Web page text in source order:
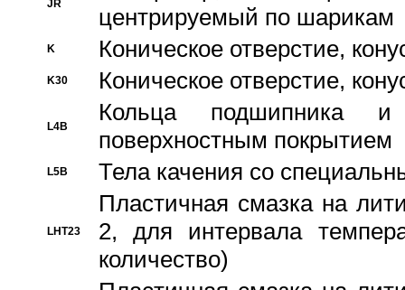
JR
центрируемый по шарикам
K Коническое отверстие,
K30 Коническое отверстие,
L4B
Кольца подшипника
поверхностным покрытием
L5B Тела качения со
LHT23
Пластичная смазка на
2, для интервала
количество)